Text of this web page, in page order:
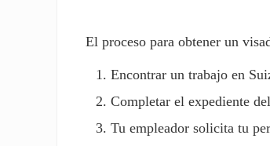
El proceso para obtener un
Encontrar un trabajo en
Completar el expediente
Tu empleador solicita tu